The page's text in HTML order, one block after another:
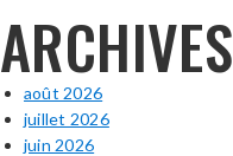
ARCHIVES
août 2026
juillet 2026
juin 2026